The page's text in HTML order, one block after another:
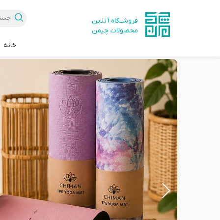
فروشــگاه آنلاین
محصولات چیمن
خانه